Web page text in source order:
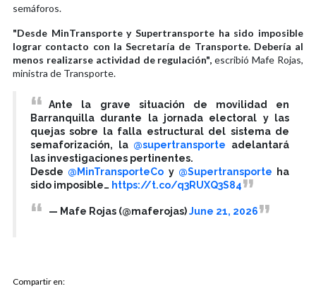
semáforos.
"Desde MinTransporte y Supertransporte ha sido imposible
lograr contacto con la Secretaría de Transporte. Debería al
menos realizarse actividad de regulación", escribió Mafe Rojas,
ministra de Transporte.
Ante la grave situación de movilidad en
Barranquilla durante la jornada electoral y las
quejas sobre la falla estructural del sistema de
semaforización, la @supertransporte adelantará
las investigaciones pertinentes.
Desde @MinTransporteCo y @Supertransporte ha
sido imposible… https://t.co/q3RUXQ3S84
— Mafe Rojas (@maferojas)June 21, 2026
Compartir en: